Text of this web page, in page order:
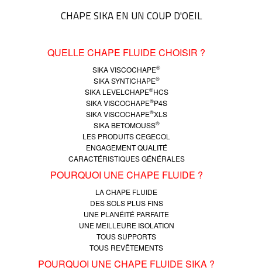
CHAPE SIKA EN UN COUP D'OEIL
QUELLE CHAPE FLUIDE CHOISIR ?
SIKA VISCOCHAPE®
SIKA SYNTICHAPE®
SIKA LEVELCHAPE®HCS
SIKA VISCOCHAPE®P4S
SIKA VISCOCHAPE®XLS
SIKA BETOMOUSS®
LES PRODUITS CEGECOL
ENGAGEMENT QUALITÉ
CARACTÉRISTIQUES GÉNÉRALES
POURQUOI UNE CHAPE FLUIDE ?
LA CHAPE FLUIDE
DES SOLS PLUS FINS
UNE PLANÉITÉ PARFAITE
UNE MEILLEURE ISOLATION
TOUS SUPPORTS
TOUS REVÊTEMENTS
POURQUOI UNE CHAPE FLUIDE SIKA ?